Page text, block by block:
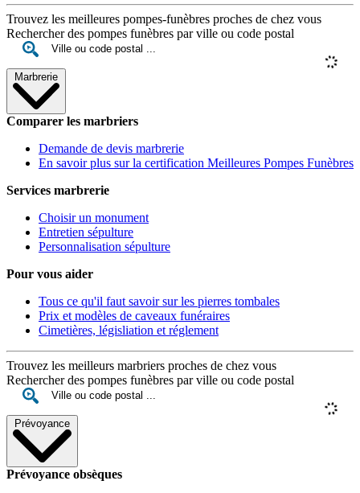
Trouvez les meilleures pompes-funèbres proches de chez vous
Rechercher des pompes funèbres par ville ou code postal
Marbrerie
Comparer les marbriers
Demande de devis marbrerie
En savoir plus sur la certification Meilleures Pompes Funèbres
Services marbrerie
Choisir un monument
Entretien sépulture
Personnalisation sépulture
Pour vous aider
Tous ce qu'il faut savoir sur les pierres tombales
Prix et modèles de caveaux funéraires
Cimetières, législiation et réglement
Trouvez les meilleurs marbriers proches de chez vous
Rechercher des pompes funèbres par ville ou code postal
Prévoyance
Prévoyance obsèques